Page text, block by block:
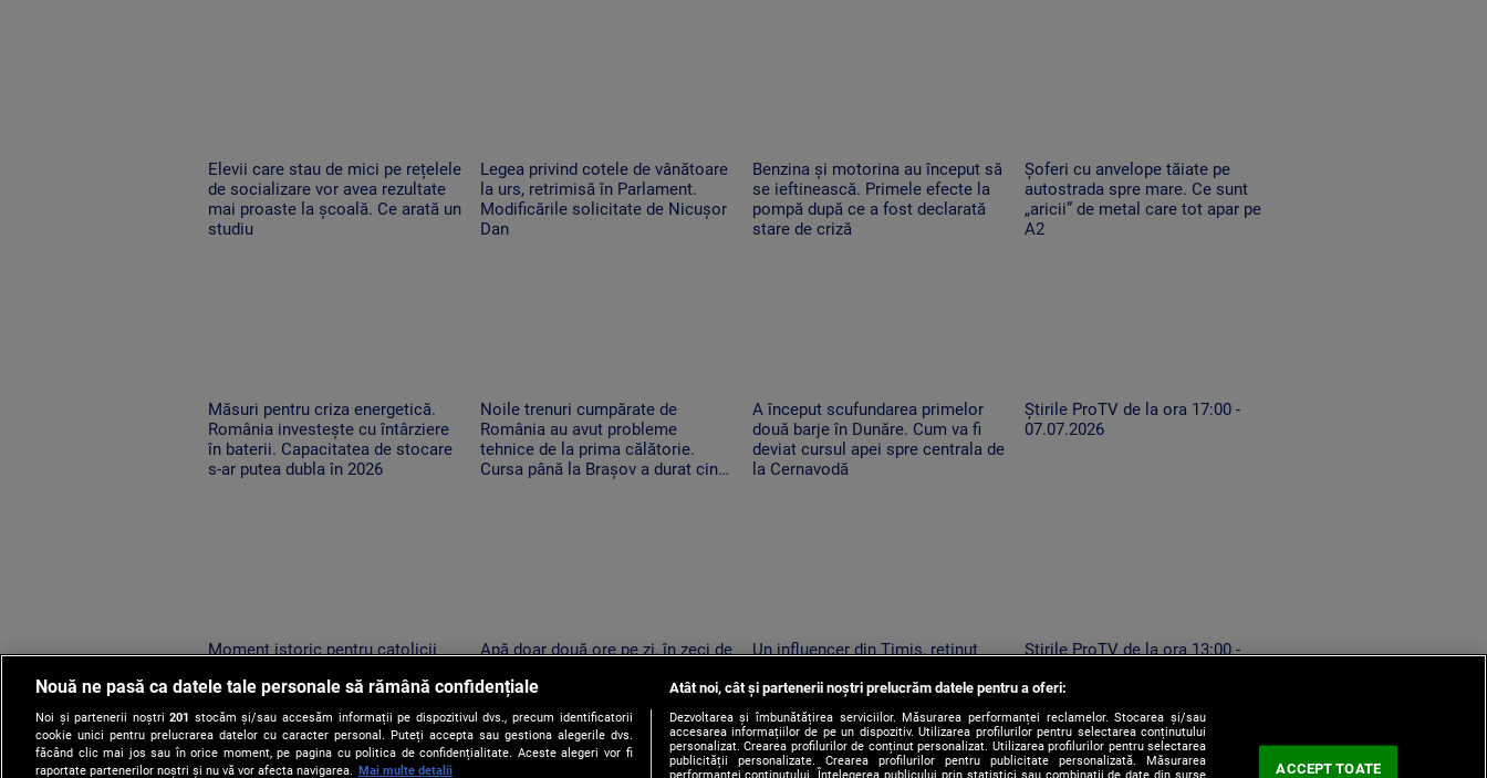
Elevii care stau de mici pe rețelele
de socializare vor avea rezultate
mai proaste la școală. Ce arată un
studiu
Legea privind cotele de vânătoare
la urs, retrimisă în Parlament.
Modificările solicitate de Nicușor
Dan
Benzina și motorina au început să
se ieftinească. Primele efecte la
pompă după ce a fost declarată
stare de criză
Șoferi cu anvelope tăiate pe
autostrada spre mare. Ce sunt
„aricii” de metal care tot apar pe
A2
Măsuri pentru criza energetică.
România investește cu întârziere
în baterii. Capacitatea de stocare
s-ar putea dubla în 2026
Noile trenuri cumpărate de
România au avut probleme
tehnice de la prima călătorie.
Cursa până la Brașov a durat cinci
A început scufundarea primelor
două barje în Dunăre. Cum va fi
deviat cursul apei spre centrala de
la Cernavodă
Știrile ProTV de la ora 17:00 -
07.07.2026
Moment istoric pentru catolicii
Francisc din Assisi a ajuns la Arad
Apă doar două ore pe zi, în zeci de
sunt revoltați: apa de la robinet
vine la ore imposibile
Un influencer din Timiș, reținut
pe TikTok
Știrile ProTV de la ora 13:00 -
Nouă ne pasă ca datele tale personale să rămână confidențiale
Noi și partenerii noștri201 stocăm și/sau accesăm informații pe dispozitivul dvs., precum identificatorii
cookie unici pentru prelucrarea datelor cu caracter personal. Puteți accepta sau gestiona alegerile dvs.
făcând clic mai jos sau în orice moment, pe pagina cu politica de confidențialitate. Aceste alegeri vor fi
raportate partenerilor noștri și nu vă vor afecta navigarea.
Mai multe detalii
Atât noi, cât și partenerii noștri prelucrăm datele pentru a oferi:
Dezvoltarea și îmbunătățirea serviciilor. Măsurarea performanței reclamelor. Stocarea și/sau
accesarea informațiilor de pe un dispozitiv. Utilizarea profilurilor pentru selectarea conținutului
personalizat. Crearea profilurilor de conținut personalizat. Utilizarea profilurilor pentru selectarea
publicității personalizate. Crearea profilurilor pentru publicitate personalizată. Măsurarea
ACCEPT TOATE